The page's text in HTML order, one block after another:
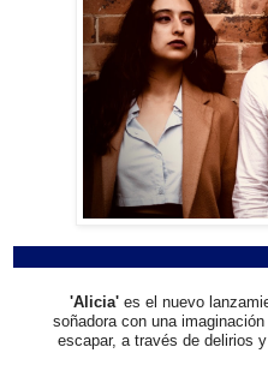
'Alicia' es el nuevo
soñadora con una
escapar, a través de delirios